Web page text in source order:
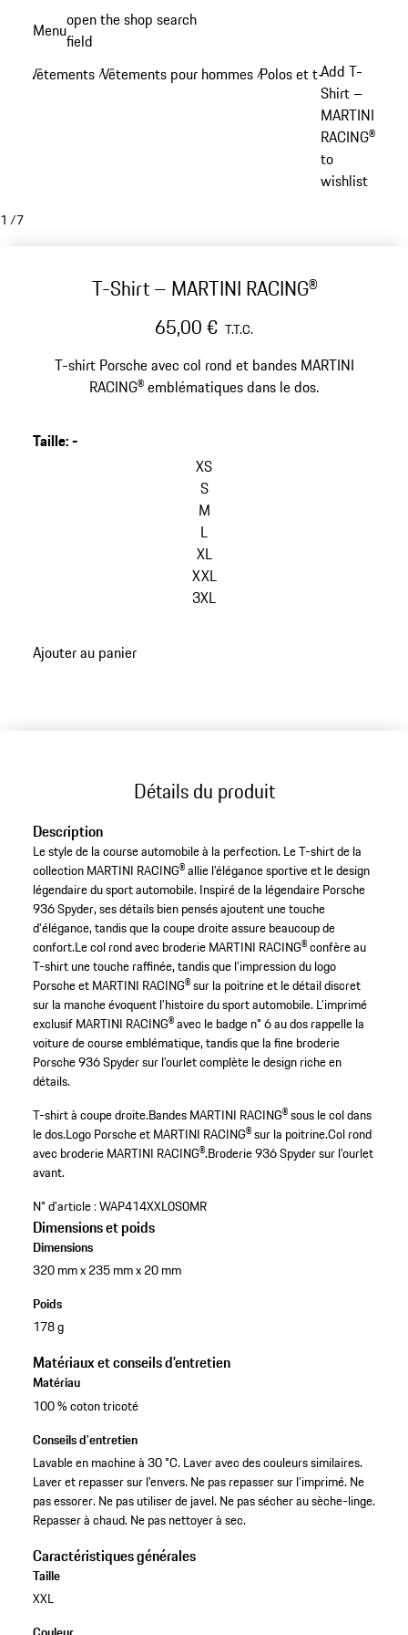
principal
Menuopen the shop search
field
Vêtements /Vêtements pour hommes /Polos et t-shirts/
Add T-
Shirt –
MARTINI
RACING®
to
wishlist
1 /7
T-Shirt – MARTINI RACING®
65,00 € T.T.C.
T-shirt Porsche avec col rond et bandes MARTINI
RACING® emblématiques dans le dos.
Taille:-
XS
S
M
L
XL
XXL
3XL
aux
Ajouter au panier
Détails du produit
Description
Le style de la course automobile à la perfection. Le T-shirt de la
collection MARTINI RACING® allie l’élégance sportive et le design
légendaire du sport automobile. Inspiré de la légendaire Porsche
936 Spyder, ses détails bien pensés ajoutent une touche
d'élégance, tandis que la coupe droite assure beaucoup de
confort.Le col rond avec broderie MARTINI RACING® confère au
T-shirt une touche raffinée, tandis que l’impression du logo
Porsche et MARTINI RACING® sur la poitrine et le détail discret
sur la manche évoquent l’histoire du sport automobile. L’imprimé
exclusif MARTINI RACING® avec le badge n° 6 au dos rappelle la
voiture de course emblématique, tandis que la fine broderie
Porsche 936 Spyder sur l’ourlet complète le design riche en
détails.
T-shirt à coupe droite.Bandes MARTINI RACING® sous le col dans
le dos.Logo Porsche et MARTINI RACING® sur la poitrine.Col rond
avec broderie MARTINI RACING®.Broderie 936 Spyder sur l’ourlet
avant.
N° d'article :WAP414XXL0S0MR
Dimensions et poids
Dimensions
320 mm x 235 mm x 20 mm
Poids
178 g
Matériaux et conseils d'entretien
Matériau
100 % coton tricoté
Conseils d'entretien
Lavable en machine à 30 °C. Laver avec des couleurs similaires.
Laver et repasser sur l’envers. Ne pas repasser sur l’imprimé. Ne
pas essorer. Ne pas utiliser de javel. Ne pas sécher au sèche-linge.
Repasser à chaud. Ne pas nettoyer à sec.
Caractéristiques générales
Taille
XXL